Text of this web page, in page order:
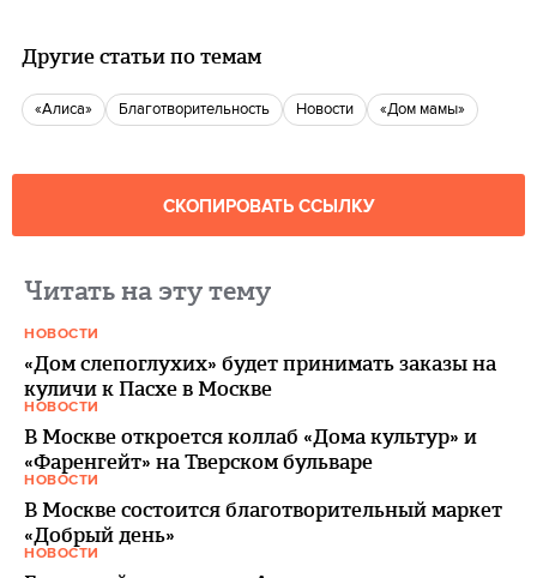
Другие статьи по темам
«Алиса» Благотворительность новости «Дом мамы»
СКОПИРОВАТЬ ССЫЛКУ
Читать на эту тему
НОВОСТИ
«Дом слепоглухих» будет принимать заказы на
куличи к Пасхе в Москве
НОВОСТИ
В Москве откроется коллаб «Дома культур» и
«Фаренгейт» на Тверском бульваре
НОВОСТИ
В Москве состоится благотворительный маркет
«Добрый день»
НОВОСТИ